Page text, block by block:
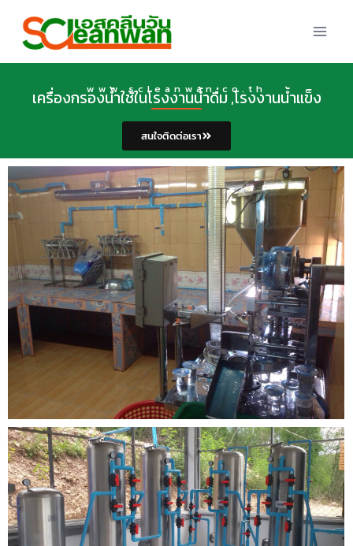
www.scleanwan.co.th
เครื่องกรองน้ำใช้ในโรงงานน้ำดื่ม ,โรงงานน้ำแข็ง
สนใจติดต่อเรา